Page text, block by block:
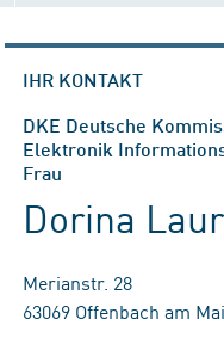
IHR KONTAKT
DKE Deutsche
Elektronik
Frau
Dorina
Merianstr. 28
63069 Offenbach am